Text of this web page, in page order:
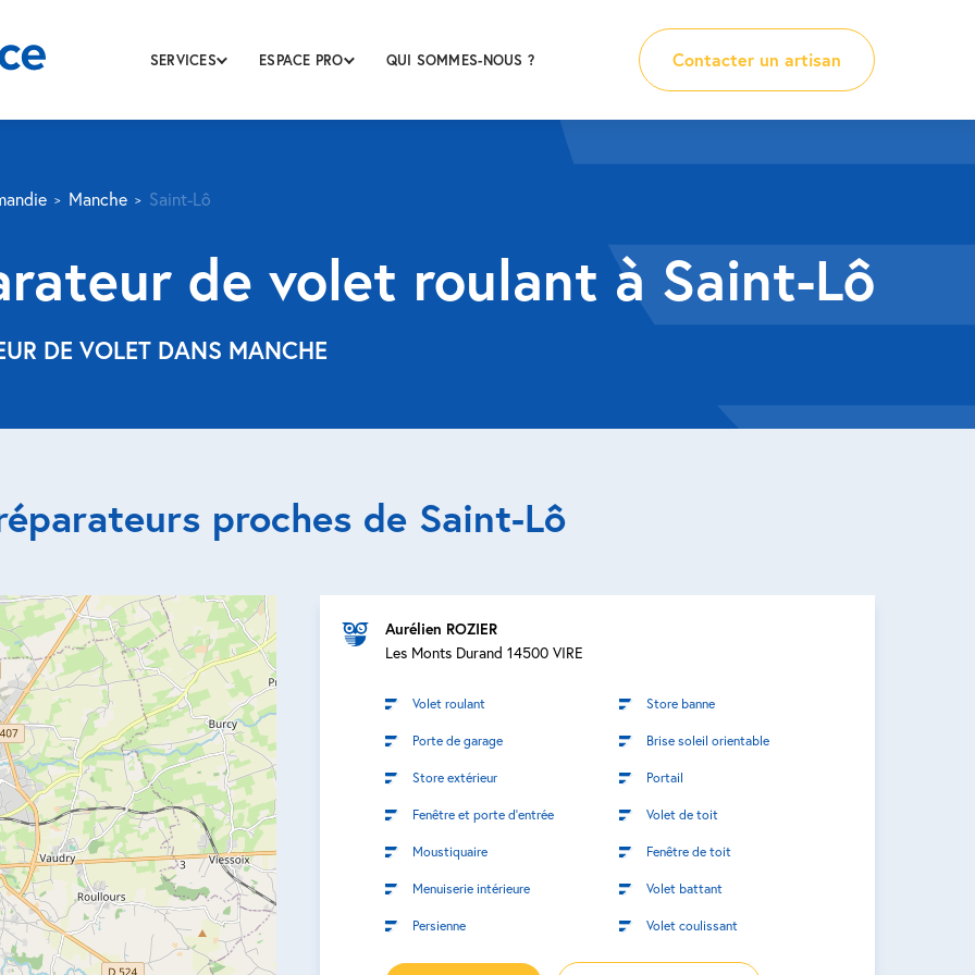
SERVICES ESPACE PRO QUI SOMMES-NOUS ? Contacter un artisan
Manche Saint-Lô
de volet roulant à Saint-Lô
DE VOLET DANS MANCHE
proches de Saint-Lô
Aurélien ROZIER
Les Monts Durand 14500 VIRE
Volet roulant Store banne
Porte de garage Brise soleil orientable
Store extérieur Portail
Fenêtre et porte d’entrée Volet de toit
Moustiquaire Fenêtre de toit
Menuiserie intérieure Volet battant
Persienne Volet coulissant